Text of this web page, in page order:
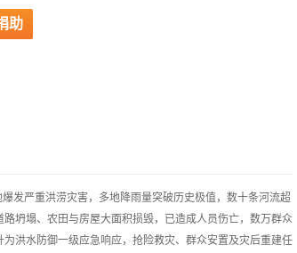
助
发严重洪涝灾害，多地降雨量突破历史极值，数十条河流超
坍塌、农田与房屋大面积损毁，已造成人员伤亡，数万群众
洪水防御一级应急响应，抢险救灾、群众安置及灾后重建任